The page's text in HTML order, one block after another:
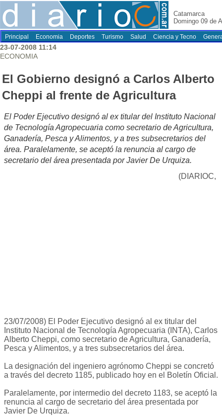
Catamarca
Domingo 09 de
Principal Economia Deportes Turismo Salud Ciencia y Tecno
23-07-2008 11:14
ECONOMIA
El Gobierno designó a Carlos Alberto
Cheppi al frente de Agricultura
El Poder Ejecutivo designó al ex titular del Instituto Nacional
de Tecnología Agropecuaria como secretario de Agricultura,
Ganadería, Pesca y Alimentos, y a tres subsecretarios del
área. Paralelamente, se aceptó la renuncia al cargo de
secretario del área presentada por Javier De Urquiza.
(DIARIOC,
23/07/2008) El Poder Ejecutivo designó al ex titular del
Instituto Nacional de Tecnología Agropecuaria (INTA), Carlos
Alberto Cheppi, como secretario de Agricultura, Ganadería,
Pesca y Alimentos, y a tres subsecretarios del área.
La designación del ingeniero agrónomo Cheppi se concretó
a través del decreto 1185, publicado hoy en el Boletín Oficial.
Paralelamente, por intermedio del decreto 1183, se aceptó la
renuncia al cargo de secretario del área presentada por
Javier De Urquiza.